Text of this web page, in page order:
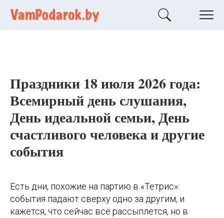
Праздники 18 июля 2026 года:
Всемирный день слушания,
День идеальной семьи, День
счастливого человека и другие
события
Есть дни, похожие на партию в «Тетрис»:
события падают сверху одно за другим, и
кажется, что сейчас всё рассыплется, но в